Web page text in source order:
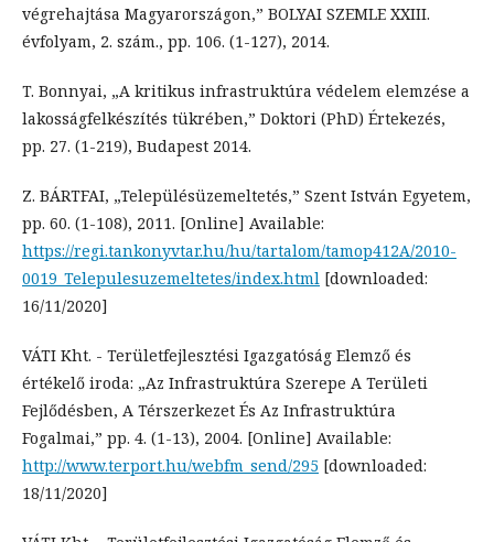
végrehajtása Magyarországon,” BOLYAI SZEMLE XXIII.
évfolyam, 2. szám., pp. 106. (1-127), 2014.
T. Bonnyai, „A kritikus infrastruktúra védelem elemzése a
lakosságfelkészítés tükrében,” Doktori (PhD) Értekezés,
pp. 27. (1-219), Budapest 2014.
Z. BÁRTFAI, „Településüzemeltetés,” Szent István Egyetem,
pp. 60. (1-108), 2011. [Online] Available:
https://regi.tankonyvtar.hu/hu/tartalom/tamop412A/2010-
0019_Telepulesuzemeltetes/index.html [downloaded:
16/11/2020]
VÁTI Kht. - Területfejlesztési Igazgatóság Elemző és
értékelő iroda: „Az Infrastruktúra Szerepe A Területi
Fejlődésben, A Térszerkezet És Az Infrastruktúra
Fogalmai,” pp. 4. (1-13), 2004. [Online] Available:
http://www.terport.hu/webfm_send/295 [downloaded:
18/11/2020]